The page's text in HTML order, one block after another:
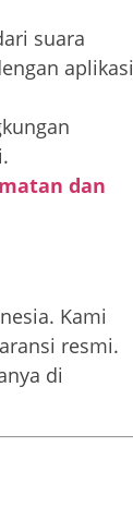
suara
aplikasi
dan
Kami
resmi.
di